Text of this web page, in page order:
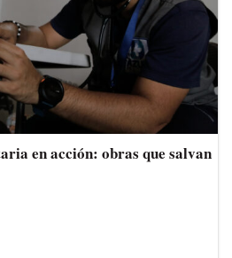
en acción: obras que salvan